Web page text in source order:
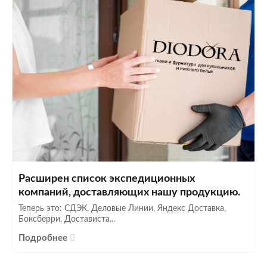
Расширен список экспедиционных
компаний, доставляющих нашу продукцию.
Теперь это: СДЭК, Деловые Линии, Яндекс Доставка,
Боксберри, Достависта...
Подробнее